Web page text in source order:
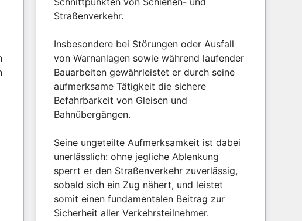
Straßenverkehr.
Insbesondere bei Störungen oder Ausfall
von Warnanlagen sowie während laufender
Bauarbeiten gewährleistet er durch seine
aufmerksame Tätigkeit die sichere
Befahrbarkeit von Gleisen und
Bahnübergängen.
Seine ungeteilte Aufmerksamkeit ist dabei
unerlässlich: ohne jegliche Ablenkung
sperrt er den Straßenverkehr zuverlässig,
sobald sich ein Zug nähert, und leistet
somit einen fundamentalen Beitrag zur
Sicherheit aller Verkehrsteilnehmer.